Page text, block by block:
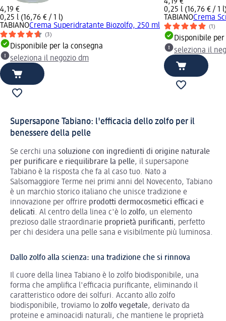
4,19 €
0,25 l (16,76 € / 1 l)
TABIANOCrema Superidratante Biozolfo, 250 ml
(3)
Disponibile per la consegna
seleziona il negozio dm
0,25 l (16,76 € / 1
TABIANOCrema
(1)
Disponibile
seleziona il
Supersapone Tabiano: l'efficacia dello zolfo per il
benessere della pelle
Se cerchi una soluzione con ingredienti di origine naturale
per purificare e riequilibrare la pelle, il supersapone
Tabiano è la risposta che fa al caso tuo. Nato a
Salsomaggiore Terme nei primi anni del Novecento, Tabiano
è un marchio storico italiano che unisce tradizione e
innovazione per offrire prodotti dermocosmetici efficaci e
delicati. Al centro della linea c'è lo zolfo, un elemento
prezioso dalle straordinarie proprietà purificanti, perfetto
per chi desidera una pelle sana e visibilmente più luminosa.
Dallo zolfo alla scienza: una tradizione che si rinnova
Il cuore della linea Tabiano è lo zolfo biodisponibile, una
forma che amplifica l'efficacia purificante, eliminando il
caratteristico odore dei solfuri. Accanto allo zolfo
biodisponibile, troviamo lo zolfo vegetale, derivato da
proteine e aminoacidi naturali, che mantiene le proprietà